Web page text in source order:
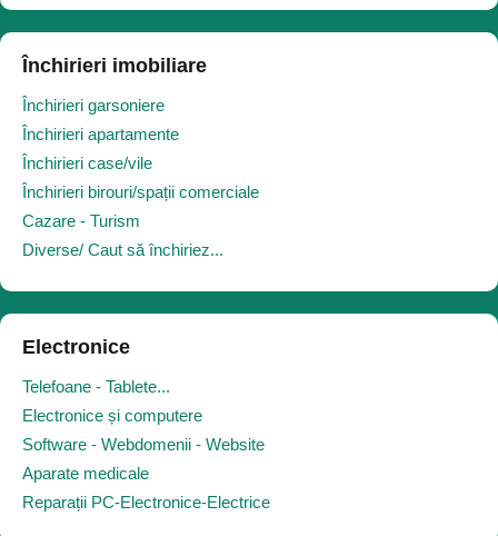
Închirieri imobiliare
Închirieri garsoniere
Închirieri apartamente
Închirieri case/vile
Închirieri birouri/spații comerciale
Cazare - Turism
Diverse/ Caut să închiriez...
Electronice
Telefoane - Tablete...
Electronice și computere
Software - Webdomenii - Website
Aparate medicale
Reparații PC-Electronice-Electrice